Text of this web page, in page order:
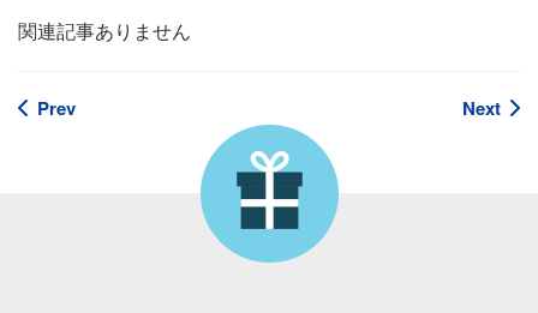
関連記事ありません
Prev Next